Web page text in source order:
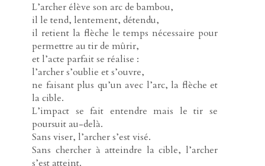
L’archer élève son arc de bambou,
il le tend, lentement, détendu,
il retient la flèche le temps nécessaire pour
permettre au tir de mûrir,
et l’acte parfait se réalise :
l’archer s’oublie et s’ouvre,
ne faisant plus qu’un avec l’arc, la flèche et
la cible.
L’impact se fait entendre mais le tir se
poursuit au-delà.
Sans viser, l’archer s’est visé.
Sans chercher à atteindre la cible, l’archer
s’est atteint.